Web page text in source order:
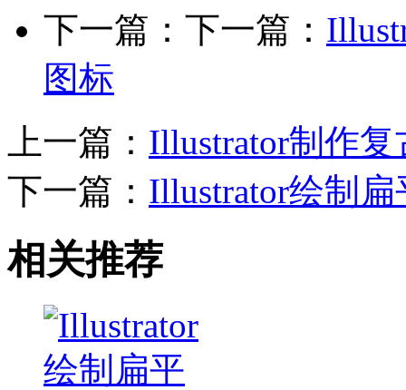
下一篇：下一篇：
图标
上一篇： Illustrator制作
下一篇： Illustrator绘制
相关推荐